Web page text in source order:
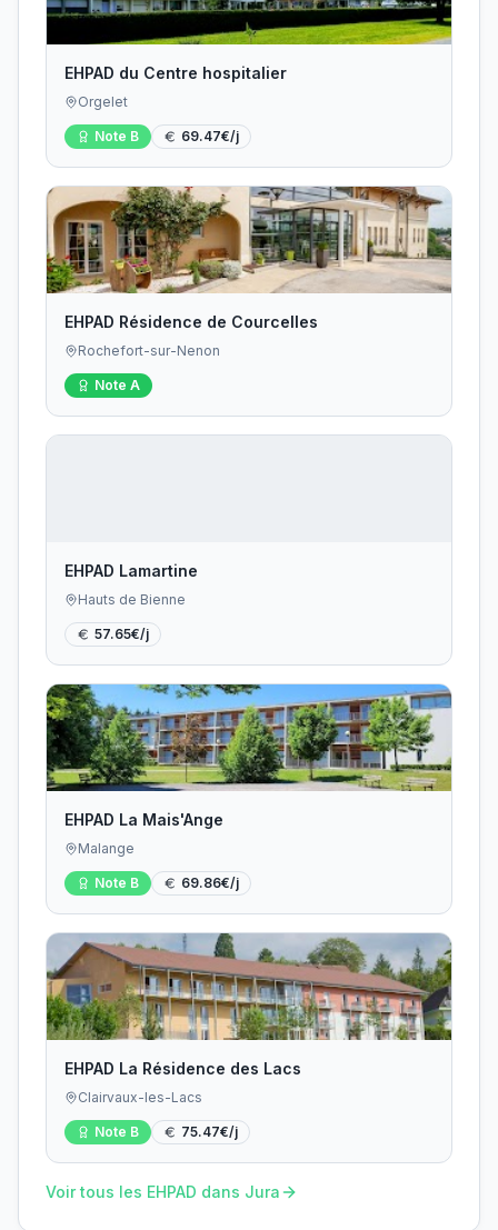
EHPAD du Centre hospitalier
Orgelet
Note B 69.47€/j
EHPAD Résidence de Courcelles
Rochefort-sur-Nenon
Note A
EHPAD Lamartine
Hauts de Bienne
57.65€/j
EHPAD La Mais'Ange
Malange
Note B 69.86€/j
EHPAD La Résidence des Lacs
Clairvaux-les-Lacs
Note B 75.47€/j
Voir tous les EHPAD dans Jura